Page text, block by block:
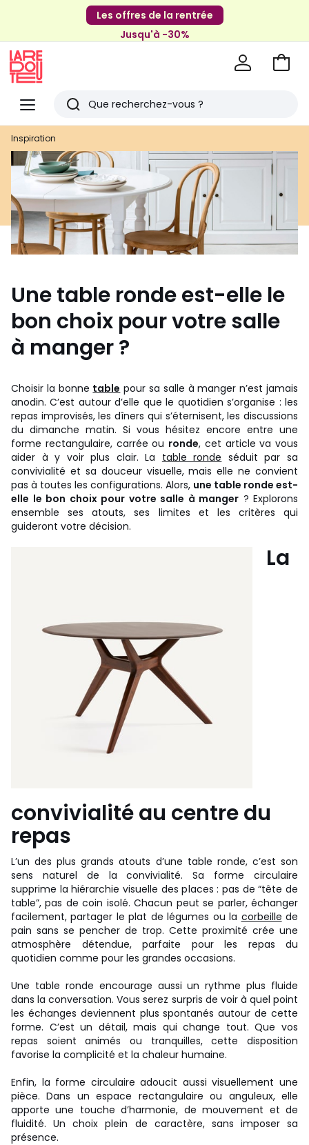
Les offres de la rentrée
Jusqu'à -30%
Menu
Redoute
Rechercher
Derniers
articles
vus
Aller
Inspiration
Une table ronde est-elle le
bon choix pour votre salle
à manger ?
Choisir la bonne table pour sa salle à manger n’est jamais
anodin. C’est autour d’elle que le quotidien s’organise : les
repas improvisés, les dîners qui s’éternisent, les discussions
du dimanche matin. Si vous hésitez encore entre une
forme rectangulaire, carrée ou ronde, cet article va vous
aider à y voir plus clair. La table ronde séduit par sa
convivialité et sa douceur visuelle, mais elle ne convient
pas à toutes les configurations. Alors, une table ronde est-
elle le bon choix pour votre salle à manger ? Explorons
ensemble ses atouts, ses limites et les critères qui
guideront votre décision.
La
convivialité au centre du
repas
L’un des plus grands atouts d’une table ronde, c’est son
sens naturel de la convivialité. Sa forme circulaire
supprime la hiérarchie visuelle des places : pas de “tête de
table”, pas de coin isolé. Chacun peut se parler, échanger
facilement, partager le plat de légumes ou la corbeille de
pain sans se pencher de trop. Cette proximité crée une
atmosphère détendue, parfaite pour les repas du
quotidien comme pour les grandes occasions.
Une table ronde encourage aussi un rythme plus fluide
dans la conversation. Vous serez surpris de voir à quel point
les échanges deviennent plus spontanés autour de cette
forme. C’est un détail, mais qui change tout. Que vos
repas soient animés ou tranquilles, cette disposition
favorise la complicité et la chaleur humaine.
Enfin, la forme circulaire adoucit aussi visuellement une
pièce. Dans un espace rectangulaire ou anguleux, elle
apporte une touche d’harmonie, de mouvement et de
fluidité. Un choix plein de caractère, sans imposer sa
présence.